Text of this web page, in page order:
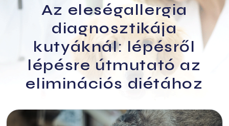
Az eleségallergia
diagnosztikája
kutyáknál: lépésről
lépésre útmutató az
eliminációs diétához